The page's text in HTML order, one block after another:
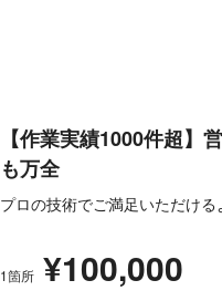
【作業実績1000件超
も万全
プロの技術でご満足いただけ
1箇所 ¥100,000